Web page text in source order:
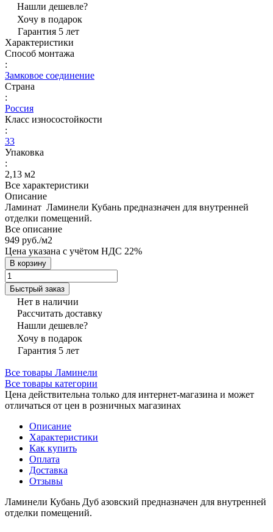
Нашли дешевле?
Хочу в подарок
Гарантия 5 лет
Характеристики
Способ монтажа
:
Замковое соединение
Страна
:
Россия
Класс износостойкости
:
33
Упаковка
:
2,13 м2
Все характеристики
Описание
Ламинат Ламинели Кубань предназначен для внутренней
отделки помещений.
Все описание
949 руб./м2
Цена указана с учётом НДС 22%
В корзину
Быстрый заказ
Нет в наличии
Рассчитать доставку
Нашли дешевле?
Хочу в подарок
Гарантия 5 лет
Все товары Ламинели
Все товары категории
Цена действительна только для интернет-магазина и может
отличаться от цен в розничных магазинах
Описание
Характеристики
Как купить
Оплата
Доставка
Отзывы
Ламинели Кубань Дуб азовский предназначен для внутренней
отделки помещений.